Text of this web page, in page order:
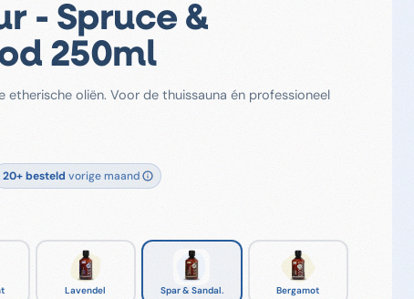
- Spruce &
250ml
etherische oliën. Voor de thuissauna én professioneel
20+besteld vorige maand
Lavendel Spar & Sandal. Bergamot